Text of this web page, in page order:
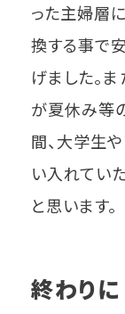
った主婦層
換する事で
げました。
が夏休み等
間、大学生
い入れてい
と思います。
終わりに